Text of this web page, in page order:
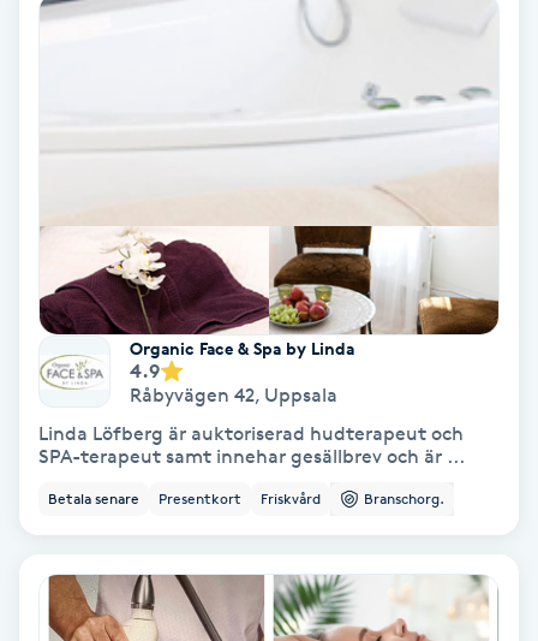
Ansiktsbehandling djuprengörande
Bambumassage
Barber
Barnklippning
BIAB
Bottenfärg
Organic Face & Spa by Linda
4.9
Råbyvägen 42, Uppsala
Linda Löfberg är auktoriserad hudterapeut och
SPA-terapeut samt innehar gesällbrev och är ...
Betala senare Presentkort Friskvård Branschorg.